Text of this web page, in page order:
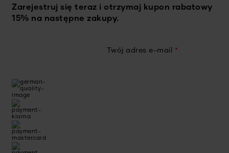
Zarejestruj się teraz i otrzymaj kupon rabatowy
15% na następne zakupy.
Twój adres e-mail *